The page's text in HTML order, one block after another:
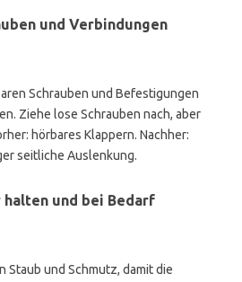
und Verbindungen
Schrauben und Befestigungen
Ziehe lose Schrauben nach, aber
hörbares Klappern. Nachher:
seitliche Auslenkung.
und bei Bedarf
Staub und Schmutz, damit die